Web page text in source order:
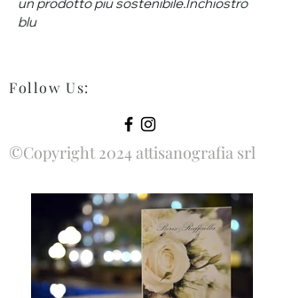
blu
Follow Us:
©Copyright 2024 attisanografia srl